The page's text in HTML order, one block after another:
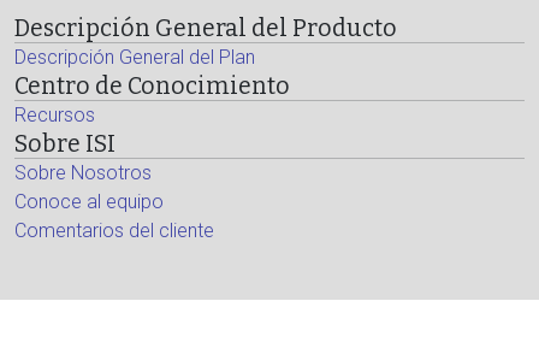
Descripción General del Producto
Descripción General del Plan
Centro de Conocimiento
Recursos
Sobre ISI
Sobre Nosotros
Conoce al equipo
Comentarios del cliente